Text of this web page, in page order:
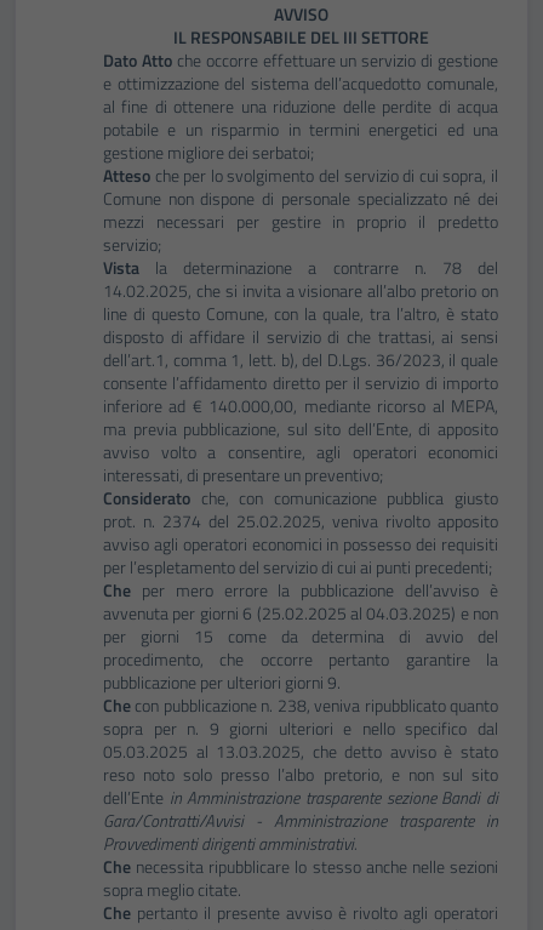
AVVISO
IL RESPONSABILE DEL III SETTORE
Dato Attoche occorre effettuare un servizio di gestione
e ottimizzazione del sistema dell’acquedotto comunale,
al fine di ottenere una riduzione delle perdite di acqua
potabile e un risparmio in termini energetici ed una
gestione migliore dei serbatoi;
Atteso che per lo svolgimento del servizio di cui sopra, il
Comune non dispone di personale specializzato né dei
mezzi necessari per gestire in proprio il predetto
servizio;
Vista la determinazione a contrarre n. 78 del
14.02.2025, che si invita a visionare all’albo pretorio on
line di questo Comune, con la quale, tra l’altro, è stato
disposto di affidare il servizio di che trattasi, ai sensi
dell’art.1, comma 1, lett. b), del D.Lgs. 36/2023, il quale
consente l’affidamento diretto per il servizio di importo
inferiore ad € 140.000,00, mediante ricorso al MEPA,
ma previa pubblicazione, sul sito dell’Ente, di apposito
avviso volto a consentire, agli operatori economici
interessati, di presentare un preventivo;
Considerato che, con comunicazione pubblica giusto
prot. n. 2374 del 25.02.2025, veniva rivolto apposito
avviso agli operatori economici in possesso dei requisiti
per l’espletamento del servizio di cui ai punti precedenti;
Che per mero errore la pubblicazione dell’avviso è
avvenuta per giorni 6 (25.02.2025 al 04.03.2025) e non
per giorni 15 come da determina di avvio del
procedimento, che occorre pertanto garantire la
pubblicazione per ulteriori giorni 9.
Checon pubblicazione n. 238, veniva ripubblicato quanto
sopra per n. 9 giorni ulteriori e nello specifico dal
05.03.2025 al 13.03.2025, che detto avviso è stato
reso noto solo presso l’albo pretorio, e non sul sito
dell’Ente in Amministrazione trasparente sezione Bandi di
Gara/Contratti/Avvisi - Amministrazione trasparente in
Provvedimenti dirigenti amministrativi.
Che necessita ripubblicare lo stesso anche nelle sezioni
sopra meglio citate.
Che pertanto il presente avviso è rivolto agli operatori